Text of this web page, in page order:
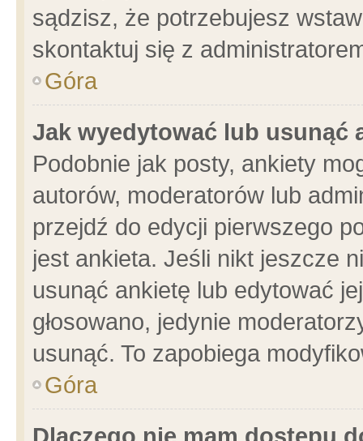
sądzisz, że potrzebujesz
skontaktuj się z
Góra
Jak wyedytować lub usunąć
Podobnie jak posty, ankiety
autorów, moderatorów lub
przejdź do edycji pierwszego
jest ankieta. Jeśli nikt jeszcze
usunąć ankietę lub edytować
głosowano, jedynie
usunąć. To zapobiega
Góra